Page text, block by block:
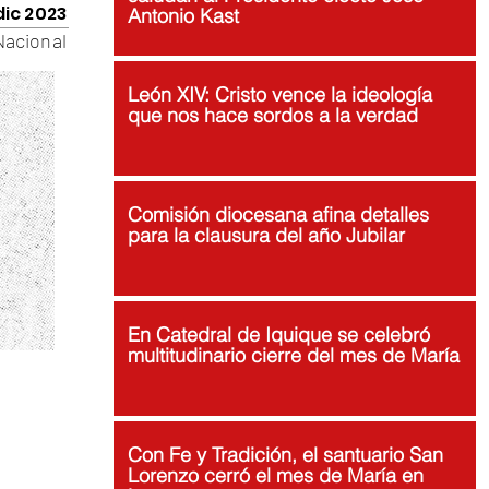
2023
Antonio Kast
León XIV: Cristo vence la ideología
que nos hace sordos a la verdad
Comisión diocesana afina detalles
para la clausura del año Jubilar
En Catedral de Iquique se celebró
multitudinario cierre del mes de María
Con Fe y Tradición, el santuario San
Lorenzo cerró el mes de María en